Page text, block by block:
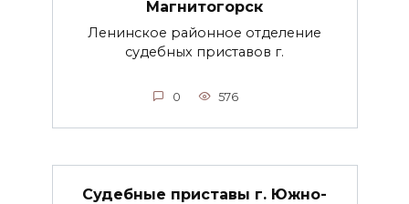
Магнитогорск
Ленинское районное отделение
судебных приставов г.
0 576
Судебные приставы г. Южно-